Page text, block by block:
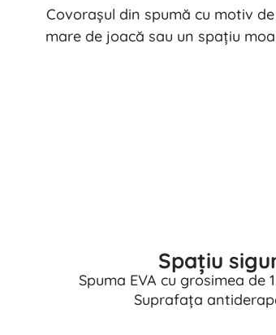
Covorașul din spumă cu motiv
mare de joacă sau un spațiu
Spațiu
Spuma EVA cu grosimea de
Suprafața